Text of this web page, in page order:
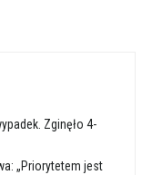
Zginęło 4-
„Priorytetem jest